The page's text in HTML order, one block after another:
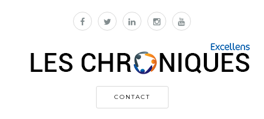
CONTACT